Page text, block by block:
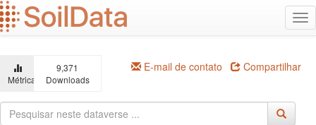
Ir
para
o
principal
Métricas
9,371
Downloads
E-mail de contato Compartilhar